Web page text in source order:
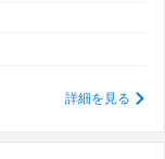
詳細を見る